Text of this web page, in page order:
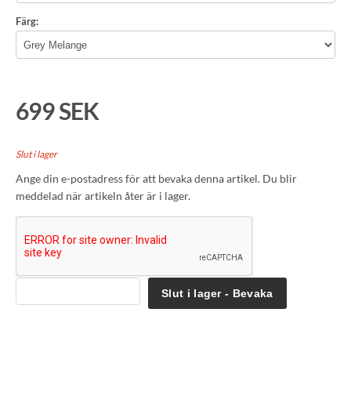
Färg:
699 SEK
Slut i lager
Ange din e-postadress för att bevaka denna artikel. Du blir
meddelad när artikeln åter är i lager.
Slut i lager - Bevaka